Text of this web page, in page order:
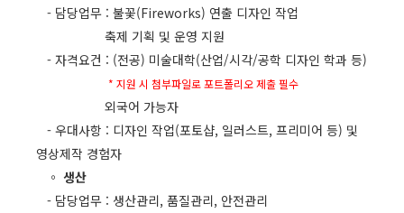
- 담당업무 : 불꽃(Fireworks) 연출 디자인 작업
축제 기획 및 운영 지원
- 자격요건 : (전공) 미술대학(산업/시각/공학 디자인 학과 등)
* 지원 시 첨부파일로 포트폴리오 제출 필수
외국어 가능자
- 우대사항 : 디자인 작업(포토샵, 일러스트, 프리미어 등) 및
영상제작 경험자
◦ 생산
- 담당업무 : 생산관리, 품질관리, 안전관리